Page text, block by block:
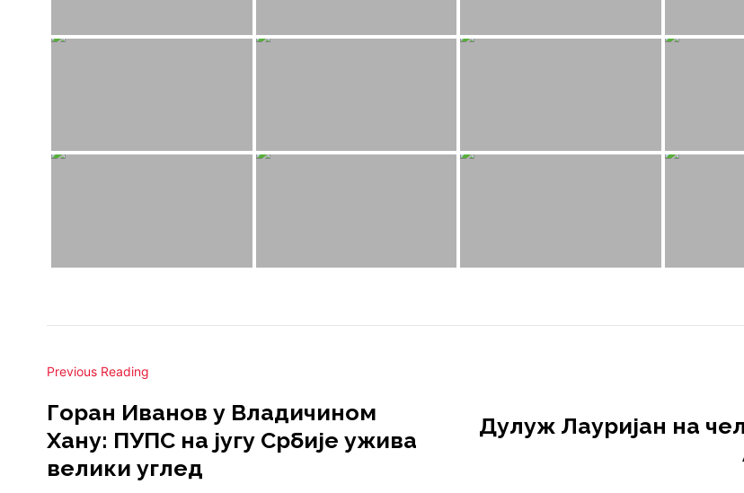
Previous Reading
Горан Иванов у Владичином
Хану: ПУПС на југу Србије ужива
велики углед
Дулуж Лауријан на